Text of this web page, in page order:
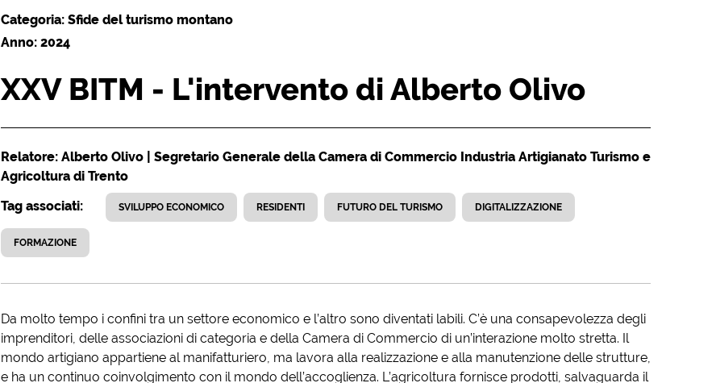
Categoria: Sfide del turismo montano
Anno: 2024
XXV BITM - L'intervento di Alberto Olivo
Relatore: Alberto Olivo | Segretario Generale della Camera di Commercio Industria Artigianato Turismo e
Agricoltura di Trento
Tag associati:
SVILUPPO ECONOMICO RESIDENTI FUTURO DEL TURISMO DIGITALIZZAZIONE
FORMAZIONE
Da molto tempo i confini tra un settore economico e l’altro sono diventati labili. C’è una consapevolezza degli
imprenditori, delle associazioni di categoria e della Camera di Commercio di un’interazione molto stretta. Il
mondo artigiano appartiene al manifatturiero, ma lavora alla realizzazione e alla manutenzione delle strutture,
e ha un continuo coinvolgimento con il mondo dell’accoglienza. L’agricoltura fornisce prodotti, salvaguarda il